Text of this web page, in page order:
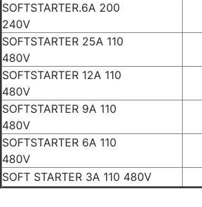
SOFTSTARTER.6A 200
240V
SOFTSTARTER 25A 110
480V
SOFTSTARTER 12A 110
480V
SOFTSTARTER 9A 110
480V
SOFTSTARTER 6A 110
480V
SOFT STARTER 3A 110 480V